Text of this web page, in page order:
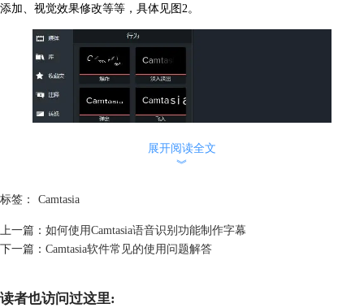
添加、视觉效果修改等等，具体见图2。
展开阅读全文
︾
标签： Camtasia
上一篇： 如何使用Camtasia语音识别功能制作字幕
下一篇： Camtasia软件常见的使用问题解答
读者也访问过这里: